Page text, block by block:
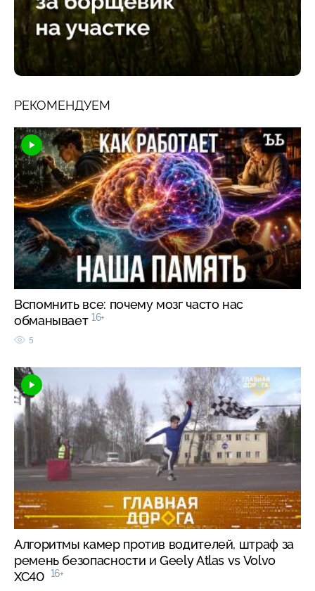
РЕКОМЕНДУЕМ
Вспомнить все: почему мозг часто нас
обманывает 16+
5
Алгоритмы камер против водителей, штраф за
ремень безопасности и Geely Atlas vs Volvo
XC40 16+